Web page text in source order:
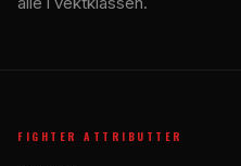
FIGHTER ATTRIBUTTER